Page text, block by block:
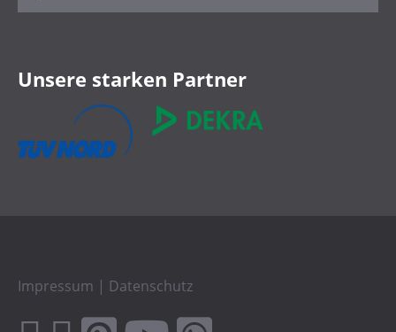
Unsere starken Partner
Impressum | Datenschutz